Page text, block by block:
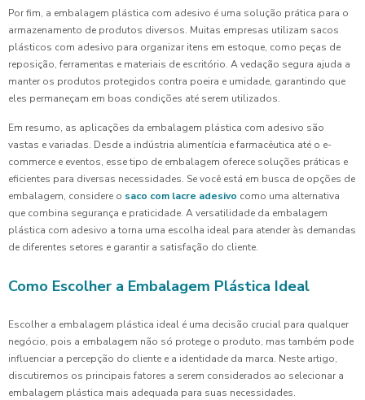
Por fim, a embalagem plástica com adesivo é uma solução prática para o
armazenamento de produtos diversos. Muitas empresas utilizam sacos
plásticos com adesivo para organizar itens em estoque, como peças de
reposição, ferramentas e materiais de escritório. A vedação segura ajuda a
manter os produtos protegidos contra poeira e umidade, garantindo que
eles permaneçam em boas condições até serem utilizados.
Em resumo, as aplicações da embalagem plástica com adesivo são
vastas e variadas. Desde a indústria alimentícia e farmacêutica até o e-
commerce e eventos, esse tipo de embalagem oferece soluções práticas e
eficientes para diversas necessidades. Se você está em busca de opções de
embalagem, considere o saco com lacre adesivo como uma alternativa
que combina segurança e praticidade. A versatilidade da embalagem
plástica com adesivo a torna uma escolha ideal para atender às demandas
de diferentes setores e garantir a satisfação do cliente.
Como Escolher a Embalagem Plástica Ideal
Escolher a embalagem plástica ideal é uma decisão crucial para qualquer
negócio, pois a embalagem não só protege o produto, mas também pode
influenciar a percepção do cliente e a identidade da marca. Neste artigo,
discutiremos os principais fatores a serem considerados ao selecionar a
embalagem plástica mais adequada para suas necessidades.